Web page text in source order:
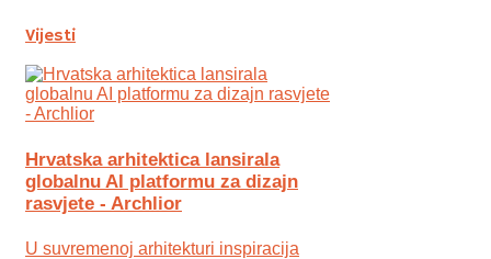
Vijesti
Hrvatska arhitektica lansirala
globalnu AI platformu za dizajn
rasvjete - Archlior
U suvremenoj arhitekturi inspiracija